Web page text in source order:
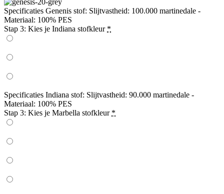
Specificaties Genenis stof: Slijtvastheid: 100.000 martinedale -
Materiaal: 100% PES
Stap 3: Kies je Indiana stofkleur *
Specificaties Indiana stof: Slijtvastheid: 90.000 martinedale -
Materiaal: 100% PES
Stap 3: Kies je Marbella stofkleur *